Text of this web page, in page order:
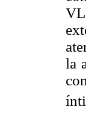
la